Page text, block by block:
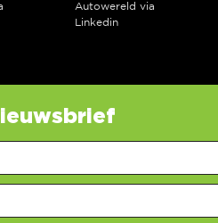
Autowereld via
Linkedin